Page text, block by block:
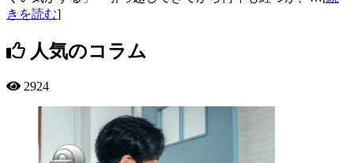
きを読む]
人気のコラム
2924